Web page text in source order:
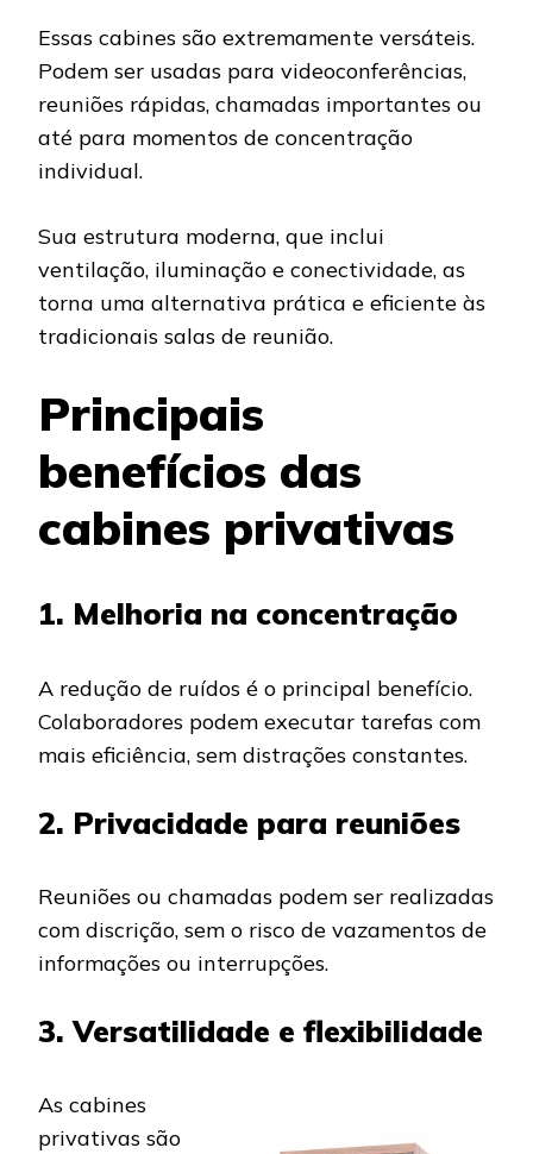
Essas cabines são extremamente versáteis.
Podem ser usadas para videoconferências,
reuniões rápidas, chamadas importantes ou
até para momentos de concentração
individual.
Sua estrutura moderna, que inclui
ventilação, iluminação e conectividade, as
torna uma alternativa prática e eficiente às
tradicionais salas de reunião.
Principais
benefícios das
cabines privativas
1. Melhoria na concentração
A redução de ruídos é o principal benefício.
Colaboradores podem executar tarefas com
mais eficiência, sem distrações constantes.
2. Privacidade para reuniões
Reuniões ou chamadas podem ser realizadas
com discrição, sem o risco de vazamentos de
informações ou interrupções.
3. Versatilidade e flexibilidade
As cabines
privativas são